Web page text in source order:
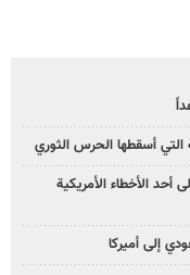
التي أسقطها الحرس الثوري
أحد الأخطاء الأمريكية
إلى أميركا